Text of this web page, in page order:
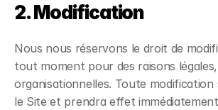
2. Modification
Nous nous réservons le droit de
tout moment pour des raisons
organisationnelles. Toute modification
le Site et prendra effet